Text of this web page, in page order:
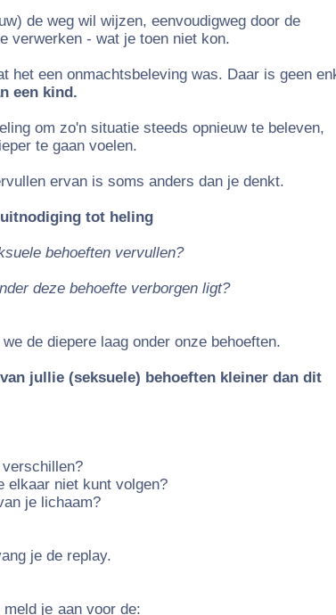
de weg wil wijzen, eenvoudigweg door de
verwerken - wat je toen niet kon.
het een onmachtsbeleving was. Daar is geen
een kind.
om zo'n situatie steeds opnieuw te beleven,
te gaan voelen.
ervan is soms anders dan je denkt.
tot heling
behoeften vervullen?
deze behoefte verborgen ligt?
de diepere laag onder onze behoeften.
jullie (seksuele) behoeften kleiner dan dit
elkaar niet kunt volgen?
je lichaam?
je de replay.
meld je aan voor de: